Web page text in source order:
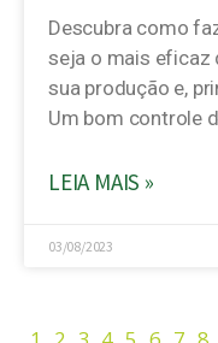
Descubra como
seja o mais eficaz
sua produção e,
Um bom controle
LEIA MAIS »
03/08/2023